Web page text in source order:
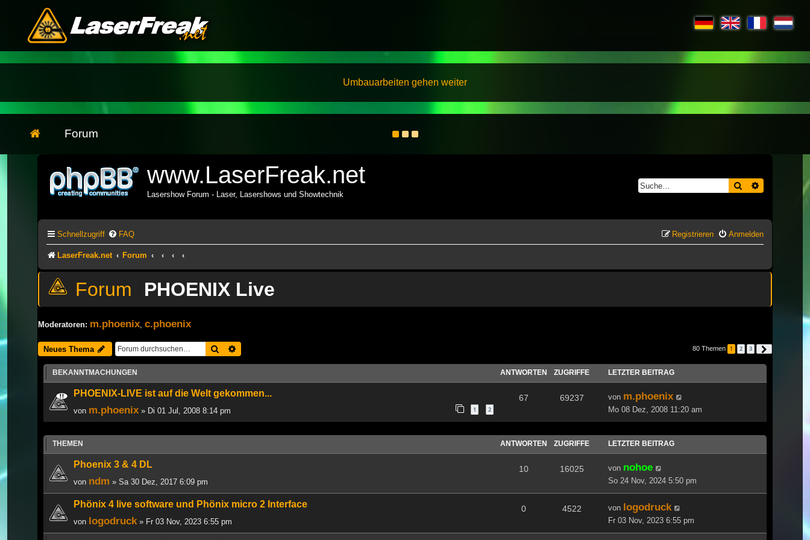
Umbauarbeiten gehen weiter
Forum
www.LaserFreak.net
Lasershow Forum - Laser, Lasershows und Showtechnik
Suche Erweiterte
Schnellzugriff FAQ Anmelden
Registrieren
LaserFreak.net Forum
PHOENIX Live
Moderatoren: m.phoenix c.phoenix
Neues Thema Suche 80 Themen 1 2 3
BEKANNTMACHUNGEN ANTWORTEN ZUGRIFFE LETZTER BEITRAG
PHOENIX-LIVE ist auf die Welt gekommen...
von m.phoenix » Di 01 Jul, 2008 8:14 pm 1 2
67 69237 von m.phoenix
Mo 08 Dez, 2008 11:20 am
THEMEN ANTWORTEN ZUGRIFFE LETZTER BEITRAG
Phoenix 3 & 4 DL
von ndm » Sa 30 Dez, 2017 6:09 pm
10 16025 von nohoe
So 24 Nov, 2024 5:50 pm
Phönix 4 live software und Phönix micro 2 Interface
von logodruck » Fr 03 Nov, 2023 6:55 pm
0 4522 von logodruck
Fr 03 Nov, 2023 6:55 pm